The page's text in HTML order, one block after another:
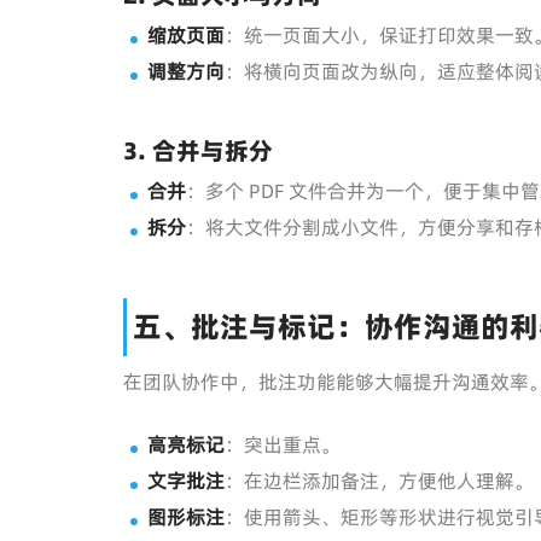
缩放页面：统一页面大小，保证打印效果一致。
调整方向：将横向页面改为纵向，适应整体阅
3. 合并与拆分
合并：多个 PDF 文件合并为一个，便于集中管
拆分：将大文件分割成小文件，方便分享和存
五、批注与标记：协作沟通的
在团队协作中，批注功能能够大幅提升沟通效率。
高亮标记：突出重点。
文字批注：在边栏添加备注，方便他人理解。
图形标注：使用箭头、矩形等形状进行视觉引